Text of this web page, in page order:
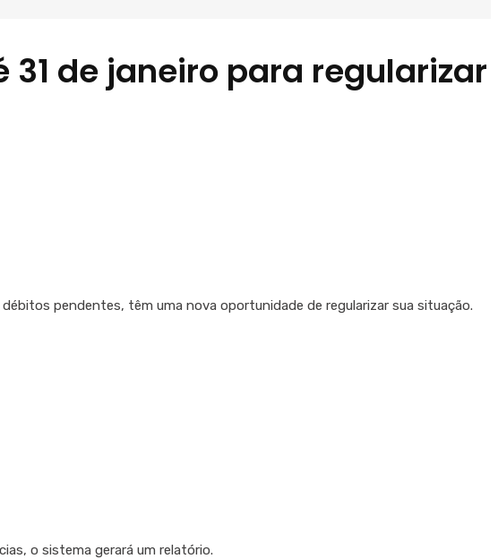
de janeiro para regularizar
pendentes, têm uma nova oportunidade de regularizar sua situação.
o sistema gerará um relatório.